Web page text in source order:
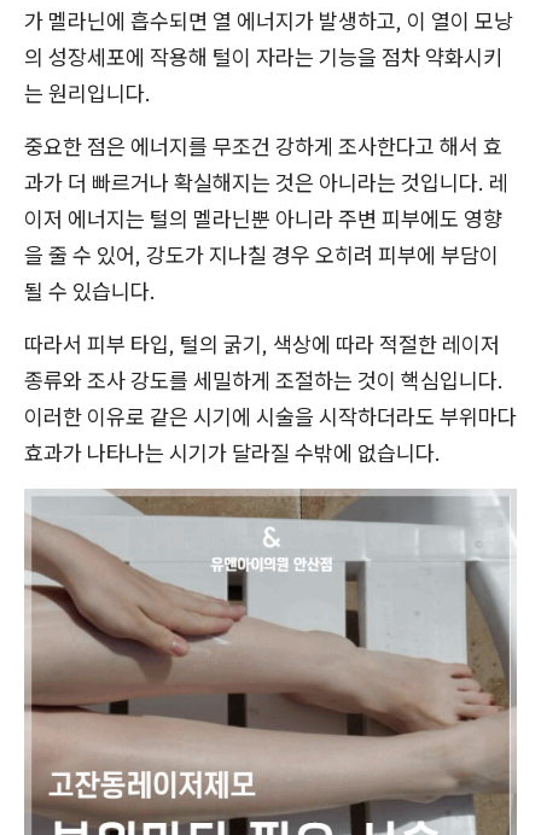
가 멜라닌에 흡수되면 열 에너지가 발생하고, 이 열이 모낭
의 성장세포에 작용해 털이 자라는 기능을 점차 약화시키
는 원리입니다.
중요한 점은 에너지를 무조건 강하게 조사한다고 해서 효
과가 더 빠르거나 확실해지는 것은 아니라는 것입니다. 레
이저 에너지는 털의 멜라닌뿐 아니라 주변 피부에도 영향
을 줄 수 있어, 강도가 지나칠 경우 오히려 피부에 부담이
될 수 있습니다.
따라서 피부 타입, 털의 굵기, 색상에 따라 적절한 레이저
종류와 조사 강도를 세밀하게 조절하는 것이 핵심입니다.
이러한 이유로 같은 시기에 시술을 시작하더라도 부위마다
효과가 나타나는 시기가 달라질 수밖에 없습니다.